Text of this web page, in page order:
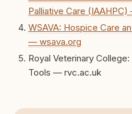
redaktionell,
die Social-Media-
sich dabei immer
Fragen stehen
Inhalte so
fundiert und für
Palliative Care
WSAVA: Hospice Care
— wsava.org
Royal Veterinary
Tools — rvc.ac.uk